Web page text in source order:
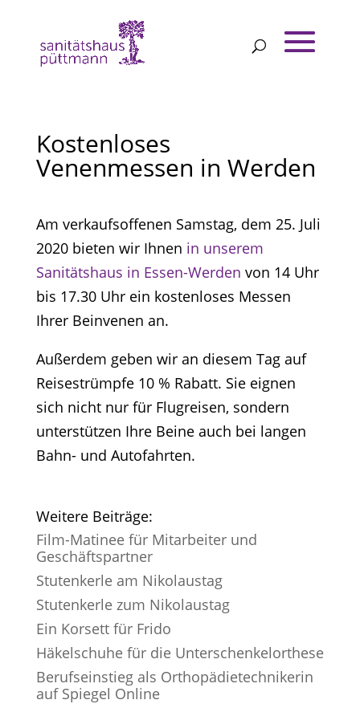
Kostenloses
Venenmessen in Werden
Am verkaufsoffenen Samstag, dem 25. Juli
2020 bieten wir Ihnen in unserem
Sanitätshaus in Essen-Werden von 14 Uhr
bis 17.30 Uhr ein kostenloses Messen
Ihrer Beinvenen an.
Außerdem geben wir an diesem Tag auf
Reisestrümpfe 10 % Rabatt. Sie eignen
sich nicht nur für Flugreisen, sondern
unterstützen Ihre Beine auch bei langen
Bahn- und Autofahrten.
Weitere Beiträge:
Film-Matinee für Mitarbeiter und
Geschäftspartner
Stutenkerle am Nikolaustag
Stutenkerle zum Nikolaustag
Ein Korsett für Frido
Häkelschuhe für die Unterschenkelorthese
Berufseinstieg als Orthopädietechnikerin
auf Spiegel Online